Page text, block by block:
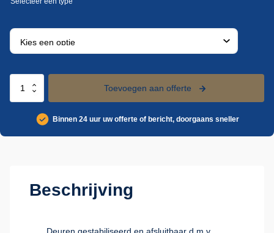
RVS
Toevoegen aan offerte
Binnen 24 uur uw offerte of bericht, doorgaans sneller
Beschrijving